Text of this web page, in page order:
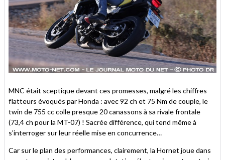
MNC était sceptique devant ces promesses, malgré les chiffres
flatteurs évoqués par Honda : avec 92 ch et 75 Nm de couple, le
twin de 755 cc colle presque 20 canassons à sa rivale frontale
(73,4 ch pour la MT-07) ! Sacrée différence, qui tend même à
s'interroger sur leur réelle mise en concurrence…
Car sur le plan des performances, clairement, la Hornet joue dans